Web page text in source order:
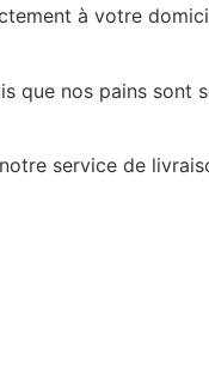
à votre
que nos pains sont
service de